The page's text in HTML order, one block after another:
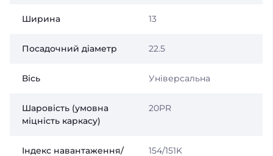
Ширина 13
Посадочний діаметр 22.5
Вісь Універсальна
Шаровість (умовна
міцність каркасу)
20PR
Індекс навантаження/
154/151K